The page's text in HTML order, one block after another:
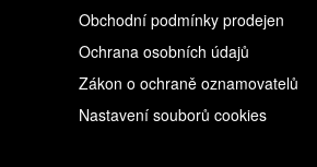
Obchodní podmínky prodejen
Ochrana osobních údajů
Zákon o ochraně oznamovatelů
Nastavení souborů cookies